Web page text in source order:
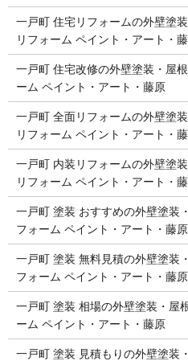
一戸町 住宅リフォームの外壁塗
リフォーム ペイント・アート・
一戸町 住宅改修の外壁塗装・屋
ーム ペイント・アート・藤原
一戸町 全面リフォームの外壁塗
リフォーム ペイント・アート・
一戸町 内装リフォームの外壁塗
リフォーム ペイント・アート・
一戸町 塗装 おすすめの外壁塗装
フォーム ペイント・アート・藤原
一戸町 塗装 無料見積の外壁塗装
フォーム ペイント・アート・藤原
一戸町 塗装 相場の外壁塗装・屋
ーム ペイント・アート・藤原
一戸町 塗装 見積もりの外壁塗装